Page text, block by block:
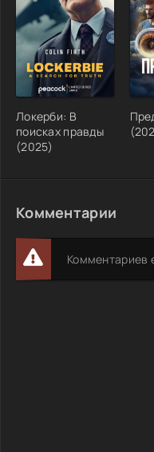
Локерби: В
поисках правды
(2025)
Комментарии
Комментариев